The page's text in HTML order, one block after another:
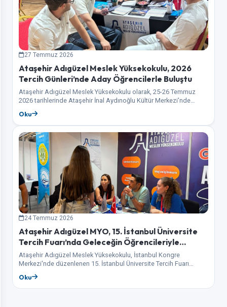
27 Temmuz 2026
Ataşehir Adıgüzel Meslek Yüksekokulu, 2026
Tercih Günleri’nde Aday Öğrencilerle Buluştu
Ataşehir Adıgüzel Meslek Yüksekokulu olarak, 25-26 Temmuz
2026 tarihlerinde Ataşehir İnal Aydınoğlu Kültür Merkezi'nde
ile…
Oku
24 Temmuz 2026
Ataşehir Adıgüzel MYO, 15. İstanbul Üniversite
Tercih Fuarı’nda Geleceğin Öğrencileriyle
Buluşuyor
Ataşehir Adıgüzel Meslek Yüksekokulu, İstanbul Kongre
Merkezi'nde düzenlenen 15. İstanbul Üniversite Tercih Fuarı
Oku